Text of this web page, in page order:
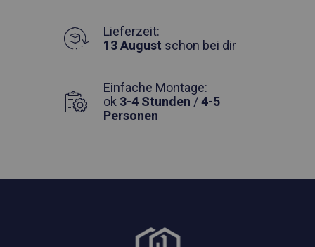
Lieferzeit:
13 August schon bei dir
Einfache Montage:
ok 3-4 Stunden /4-5
Personen